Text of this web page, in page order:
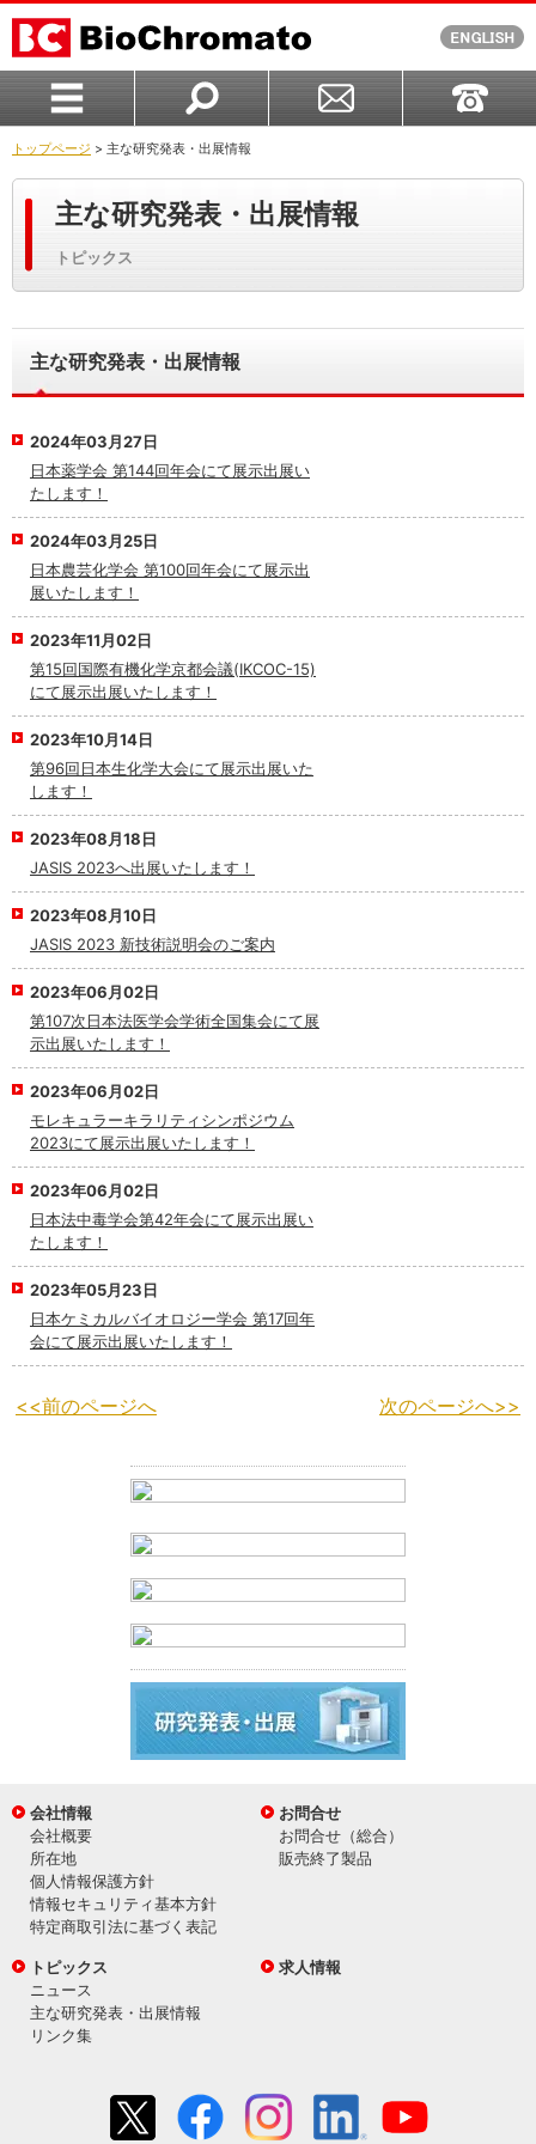
トップページ > 主な研究発表・出展情報
主な研究発表・出展情報
トピックス
主な研究発表・出展情報
2024年03月27日
日本薬学会 第144回年会にて展示出展い
たします！
2024年03月25日
日本農芸化学会 第100回年会にて展示出
展いたします！
2023年11月02日
第15回国際有機化学京都会議(IKCOC-15)
にて展示出展いたします！
2023年10月14日
第96回日本生化学大会にて展示出展いた
します！
2023年08月18日
JASIS 2023へ出展いたします！
2023年08月10日
JASIS 2023 新技術説明会のご案内
2023年06月02日
第107次日本法医学会学術全国集会にて展
示出展いたします！
2023年06月02日
モレキュラーキラリティシンポジウム
2023にて展示出展いたします！
2023年06月02日
日本法中毒学会第42年会にて展示出展い
たします！
2023年05月23日
⽇本ケミカルバイオロジー学会 第17回年
会にて展示出展いたします！
<<前のページへ 次のページへ>>
会社情報
会社概要
所在地
個人情報保護方針
情報セキュリティ基本方針
特定商取引法に基づく表記
お問合せ
お問合せ（総合）
販売終了製品
トピックス
ニュース
主な研究発表・出展情報
リンク集
求人情報